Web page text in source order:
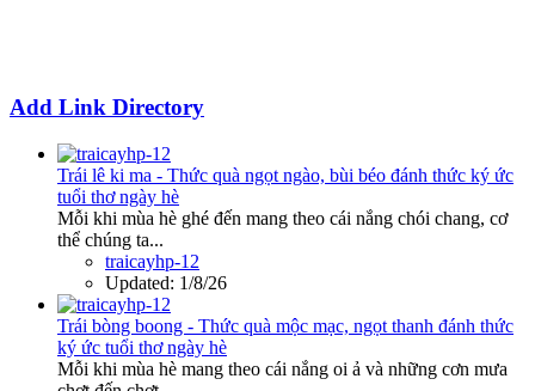
Add Link Directory
Trái lê ki ma - Thức quà ngọt ngào, bùi béo đánh thức ký ức
tuổi thơ ngày hè
Mỗi khi mùa hè ghé đến mang theo cái nắng chói chang, cơ
thể chúng ta...
traicayhp-12
Updated: 1/8/26
Trái bòng boong - Thức quà mộc mạc, ngọt thanh đánh thức
ký ức tuổi thơ ngày hè
Mỗi khi mùa hè mang theo cái nắng oi ả và những cơn mưa